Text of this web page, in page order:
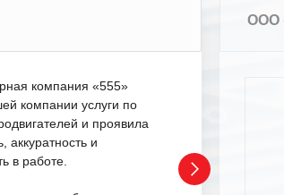
компания «555»
компании услуги по
и проявила
аккуратность и
в работе.
ООО